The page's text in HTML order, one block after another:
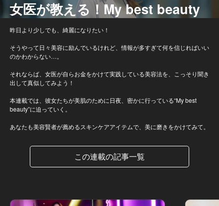
女医が教える！My best beauty
昨日より少しでも、綺麗になりたい！
そうやって日々美容に励んでいるけれど、情報が多すぎて何を信じればいい
のかわからない…。
それならば、女医が自らお金をかけて実践している美容法を、こっそり聞き
出して真似してみよう！
本連載では、彼女たちが美肌のために日夜、密かに行っている“My best
beauty”に迫っていく。
あなたも美容賢者が薦めるスキンケアアイテムで、美に磨きをかけてみて。
この連載の記事一覧